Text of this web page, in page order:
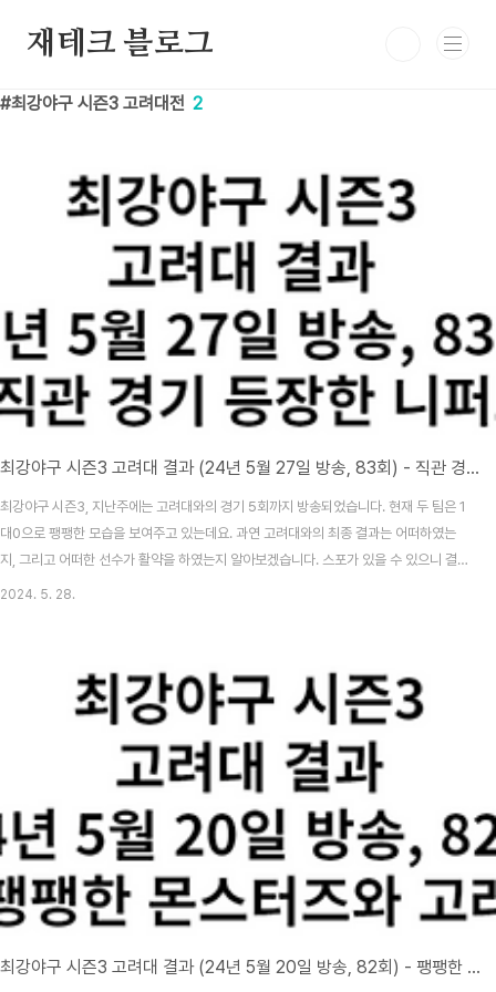
재테크 블로그
최강야구 시즌3 고려대전 2
최강야구 시즌3 고려대 결과 (24년 5월 27일 방송, 83회) - 직관 경기 등장한 니퍼트
최강야구 시즌3, 지난주에는 고려대와의 경기 5회까지 방송되었습니다. 현재 두 팀은 1
대0으로 팽팽한 모습을 보여주고 있는데요. 과연 고려대와의 최종 결과는 어떠하였는
지, 그리고 어떠한 선수가 활약을 하였는지 알아보겠습니다. 스포가 있을 수 있으니 결과
보기를 원하지 않는 분들께서는 맨 아래까지 내리지 않으시는 것이 좋겠습니다. 그리고
3 서울고전 1차전 결과 (24년 6월 3일 방송, 84회) 목차 고대전 예기치 못한 이대은
의 부상 - 하지..
2024. 5. 28.
최강야구 시즌3 고려대 결과 (24년 5월 20일 방송, 82회) - 팽팽한 몬스터즈와 고려대